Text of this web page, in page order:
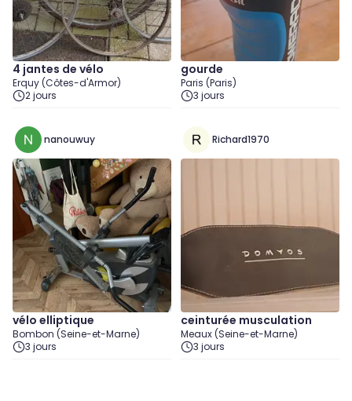
4 jantes de vélo
Erquy (Côtes-d'Armor)
2 jours
gourde
Paris (Paris)
3 jours
nanouwuy
vélo elliptique
Bombon (Seine-et-Marne)
3 jours
Richard1970
ceinturée musculation
Meaux (Seine-et-Marne)
3 jours